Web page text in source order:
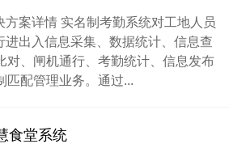
方案详情 实名制考勤系统对工地人员
进出入信息采集、数据统计、信息查
对、闸机通行、考勤统计、信息发布
匹配管理业务。通过...
食堂系统